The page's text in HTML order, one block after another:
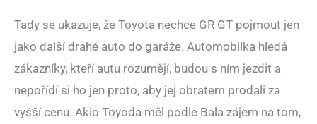
Tady se ukazuje, že Toyota nechce GR GT pojmout jen
jako další drahé auto do garáže. Automobilka hledá
zákazníky, kteří autu rozumějí, budou s ním jezdit a
nepořídí si ho jen proto, aby jej obratem prodali za
vyšší cenu. Akio Toyoda měl podle Bala zájem na tom,